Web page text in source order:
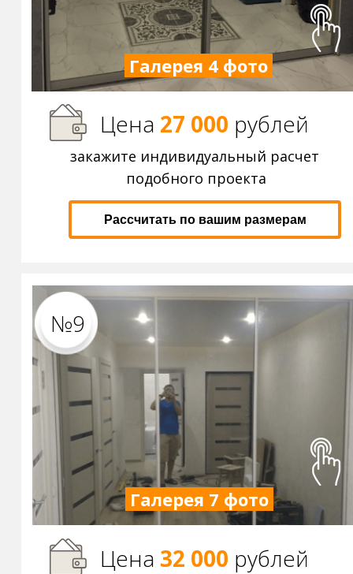
Цена 32 000 рублей
Цена 27 000 рублей
Рассчитать по вашим размерам
закажите индивидуальный расчет
подобного проекта
Галерея 7 фото
Галерея 4 фото
№9